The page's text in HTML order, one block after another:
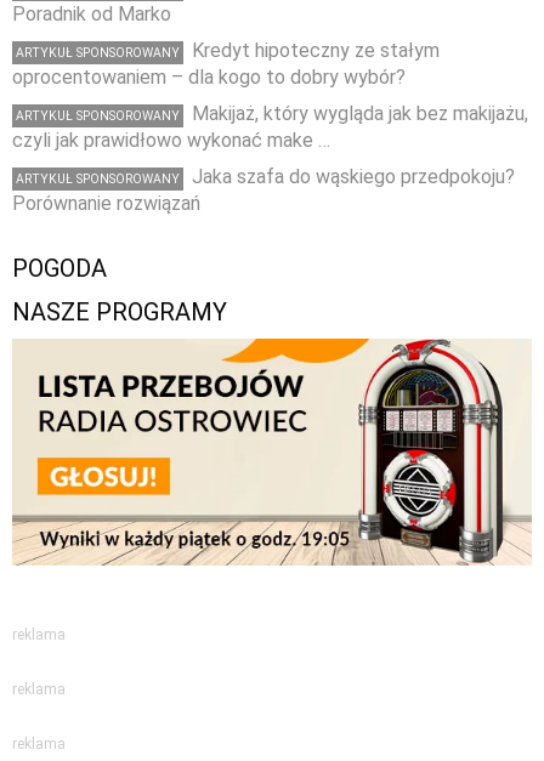
Poradnik od Marko
ARTYKUŁ SPONSOROWANY
Kredyt hipoteczny ze stałym
oprocentowaniem – dla kogo to dobry wybór?
ARTYKUŁ SPONSOROWANY
Makijaż, który wygląda jak bez makijażu,
czyli jak prawidłowo wykonać make …
ARTYKUŁ SPONSOROWANY
Jaka szafa do wąskiego przedpokoju?
Porównanie rozwiązań
POGODA
NASZE PROGRAMY
reklama
reklama
reklama